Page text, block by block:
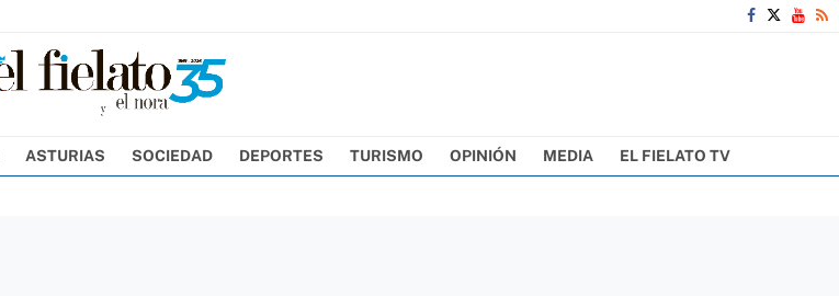
ASTURIAS SOCIEDAD DEPORTES TURISMO OPINIÓN MEDIA EL FIELATO TV